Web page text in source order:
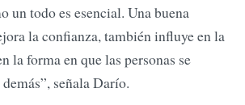
un todo es esencial. Una buena
la confianza, también influye en la
la forma en que las personas se
señala Darío.